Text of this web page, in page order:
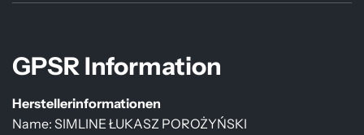
GPSR Information
Herstellerinformationen
Name: SIMLINE ŁUKASZ POROŻYŃSKI